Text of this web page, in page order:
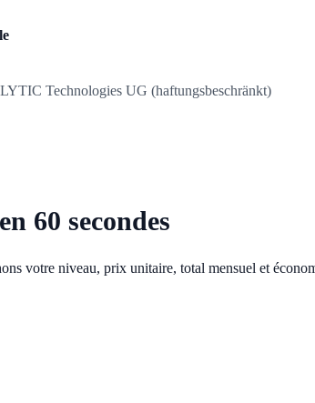
Technologies UG (haftungsbeschränkt)
60 secondes
votre niveau, prix unitaire, total mensuel et